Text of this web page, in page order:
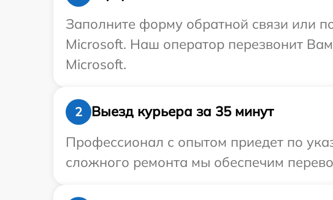
Заполните форму обратной связи или
Microsoft. Наш оператор перезвонит
Microsoft.
2
Выезд курьера за 35 минут
Профессионал с опытом приедет по
сложного ремонта мы обеспечим